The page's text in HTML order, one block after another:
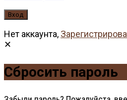
Нет аккаунта,
Сбросить пароль